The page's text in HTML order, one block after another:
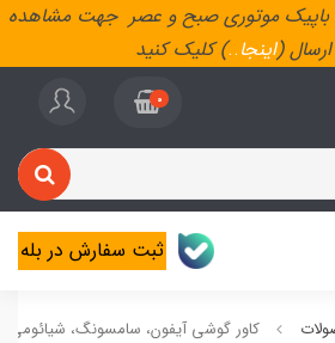
باپیک موتوری صبح و عصر جهت مشاهده
ارسال (اینجا..) کلیک کنید
0
ثبت سفارش در بله
کاور گوشی آیفون، سامسونگ، شیائومی Red Wine